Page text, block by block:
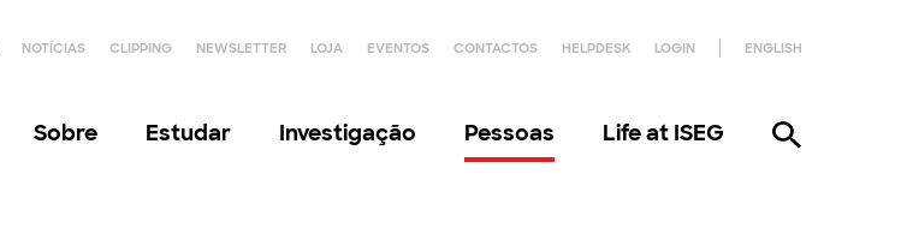
NOTÍCIAS CLIPPING NEWSLETTER LOJA EVENTOS CONTACTOS HELPDESK LOGIN ENGLISH
Sobre Estudar Investigação Pessoas Life at ISEG